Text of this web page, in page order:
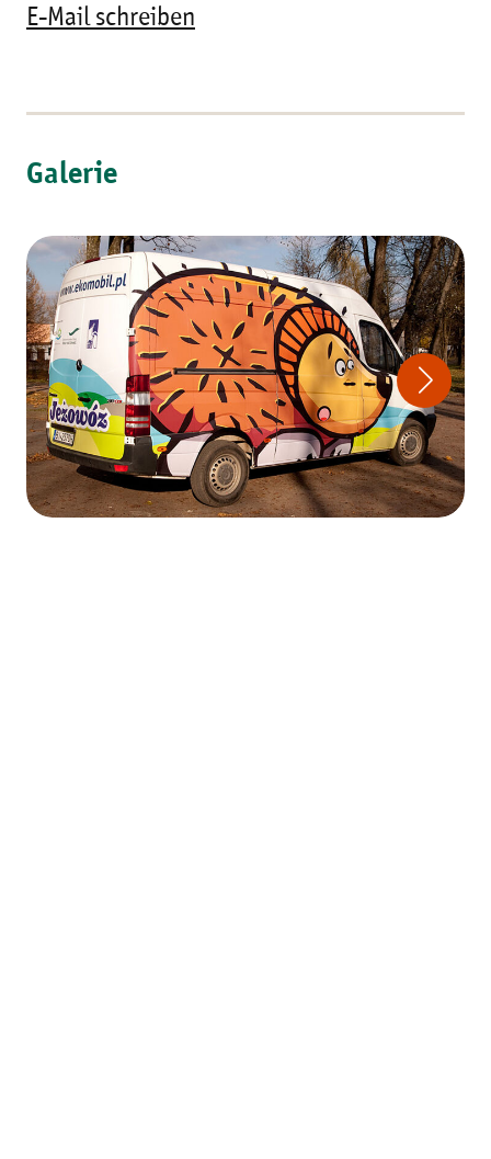
E-Mail schreiben
Galerie